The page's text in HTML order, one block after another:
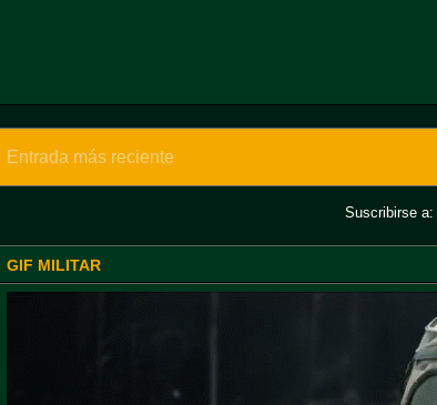
Entrada más reciente
Suscribirse a:
GIF MILITAR